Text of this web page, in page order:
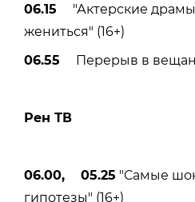
06.15 "Актерские
жениться" (16+)
06.55 Перерыв в
Рен ТВ
06.00, 05.25 "Самые
гипотезы" (16+)